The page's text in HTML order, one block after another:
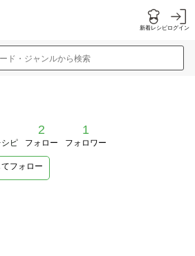
新着レシピログイン
ド・ジャンルから検索
ピ
2
フォロー
1
フォロワー
フォロー